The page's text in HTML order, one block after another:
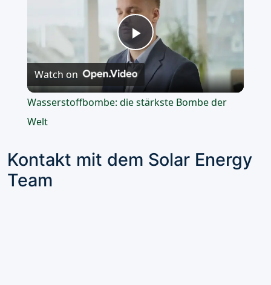
Play
Video
Watch on
Wasserstoffbombe: die stärkste Bombe der
Welt
Kontakt mit dem Solar Energy
Team